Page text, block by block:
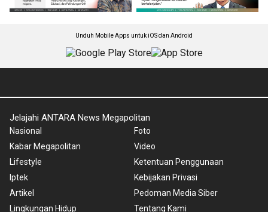
Unduh Mobile Apps untuk iOS dan Android
Jelajahi ANTARA News Megapolitan
Nasional
Kabar Megapolitan
Lifestyle
Iptek
Artikel
Lingkungan Hidup
Foto
Video
Ketentuan Penggunaan
Kebijakan Privasi
Pedoman Media Siber
Tentang Kami